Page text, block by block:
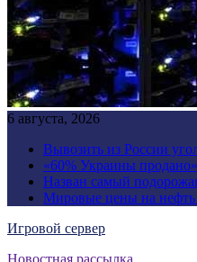
6 августа, 2026
Вывозить из России
«60% Украины
Назван самый
Мировые цены на нефть
Игровой сервер
Новостная рассылка